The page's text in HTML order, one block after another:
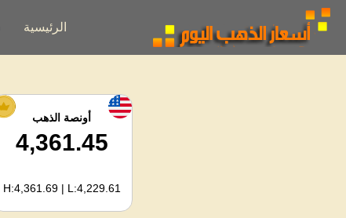
الرئيسية
أونصة الذهب
4,361.45
H:4,361.69 | L:4,229.61